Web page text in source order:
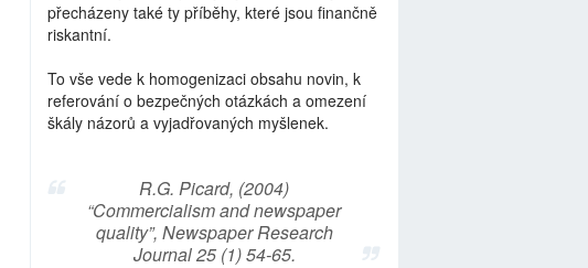
přecházeny také ty příběhy, které jsou finančně
riskantní.
To vše vede k homogenizaci obsahu novin, k
referování o bezpečných otázkách a omezení
škály názorů a vyjadřovaných myšlenek.
R.G. Picard, (2004)
“Commercialism and newspaper
quality”, Newspaper Research
Journal 25 (1) 54-65.